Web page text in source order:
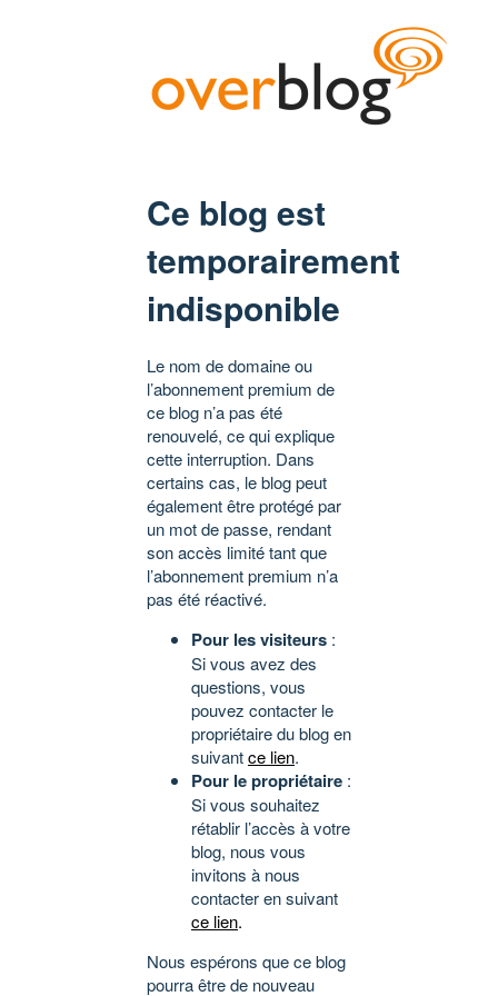
Ce blog est
temporairement
indisponible
Le nom de domaine ou
l’abonnement premium de
ce blog n’a pas été
renouvelé, ce qui explique
cette interruption. Dans
certains cas, le blog peut
également être protégé par
un mot de passe, rendant
son accès limité tant que
l’abonnement premium n’a
pas été réactivé.
Pour les visiteurs :
Si vous avez des
questions, vous
pouvez contacter le
propriétaire du blog en
suivantce lien.
Pour le propriétaire :
Si vous souhaitez
rétablir l’accès à votre
blog, nous vous
invitons à nous
contacter en suivant
ce lien.
Nous espérons que ce blog
pourra être de nouveau